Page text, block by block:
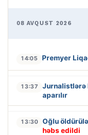
08 AVQUST 2026
14:05 Premyer
13:37
Jurnalistlərə
aparılır
13:30 Oğlu
həbs edildi